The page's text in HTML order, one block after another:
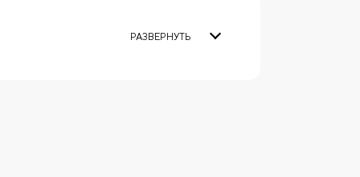
РАЗВЕРНУТЬ